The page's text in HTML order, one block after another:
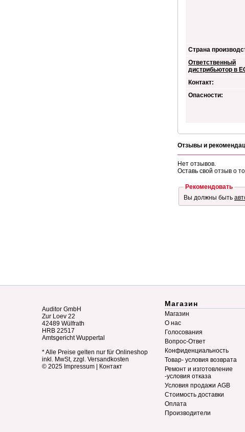
Страна
Ответственный
дистрибьютор в
Контакт:
Опасности:
Отзывы и
Нет отзывов.
Оставь свой отзыв о
Рекомендовать
Вы должны быть
Auditor GmbH
Zur Loev 22
42489 Wülfrath
HRB 22517
Amtsgericht Wuppertal
* Alle Preise gelten nur für Onlineshop
inkl. MwSt, zzgl. Versandkosten
© 2025 Impressum | Контакт
Магазин
Магазин
О нас
Голосования
Вопрос-Ответ
Конфиденциальность
Товар- условия возврата
Ремонт и изготовление
-условия отказа
Условия продажи AGB
Стоимость доставки
Оплата
Производители